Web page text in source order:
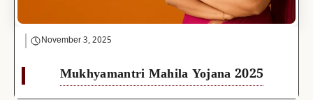
November 3, 2025
Mukhyamantri Mahila Yojana 2025